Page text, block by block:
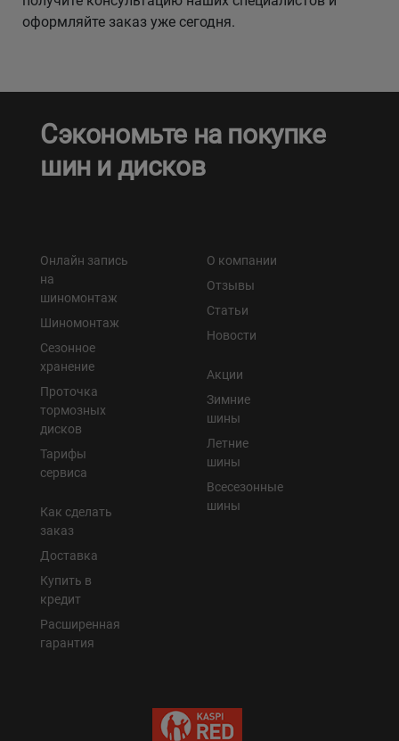
оформляйте заказ уже сегодня.
Сэкономьте на покупке
шин и дисков
Онлайн запись
на
шиномонтаж
Шиномонтаж
Сезонное
хранение
Проточка
тормозных
дисков
Тарифы
сервиса
Как сделать
заказ
Доставка
Купить в
кредит
Расширенная
гарантия
О компании
Отзывы
Статьи
Новости
Акции
Зимние
шины
Летние
шины
Всесезонные
шины